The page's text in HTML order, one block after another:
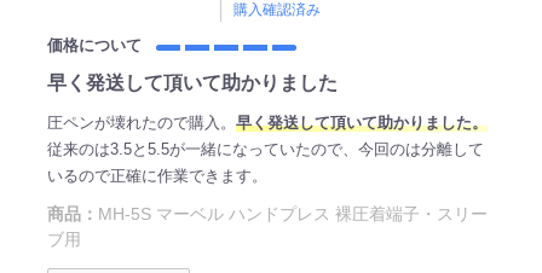
購入確認済み
価格について
早く発送して頂いて助かりました
圧ペンが壊れたので購入。 早く発送して頂いて助かりました。
従来のは3.5と5.5が一緒になっていたので、今回のは分離して
いるので正確に作業できます。
商品： MH-5S マーベル ハンドプレス 裸圧着端子・スリー
ブ用